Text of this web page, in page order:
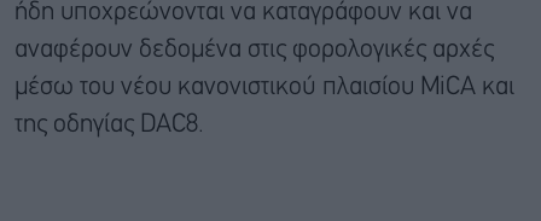
ήδη υποχρεώνονται να καταγράφουν και να
αναφέρουν δεδομένα στις φορολογικές αρχές
μέσω του νέου κανονιστικού πλαισίου MiCA και
της οδηγίας DAC8.